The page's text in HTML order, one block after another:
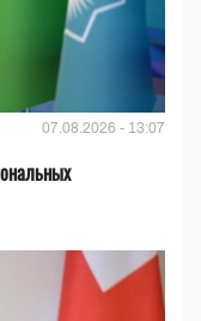
07.08.2026 - 13:07